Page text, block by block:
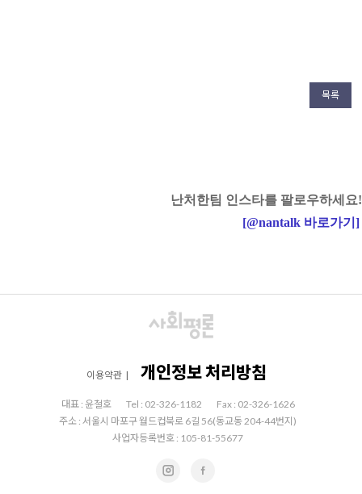
목록
난처한팀 인스타를 팔로우하세요!
[@nantalk 바로가기 ]
이용약관 | 개인정보 처리방침
대표 : 윤철호 Tel : 02-326-1182
Fax : 02-326-1626
주소 : 서울시 마포구 월드컵북로 6길 56(동교동 204-44번지)
사업자등록번호 : 105-81-55677